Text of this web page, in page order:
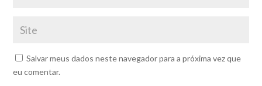
Salvar meus dados neste navegador para a próxima vez que
eu comentar.